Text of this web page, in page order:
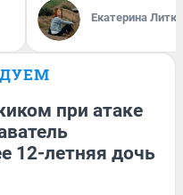
Екатерина
при атаке
12-летняя дочь